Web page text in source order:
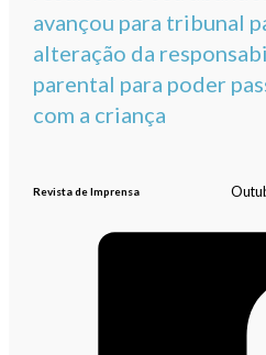
avançou para tribunal
alteração da
parental para poder
com a criança
Revista de Imprensa